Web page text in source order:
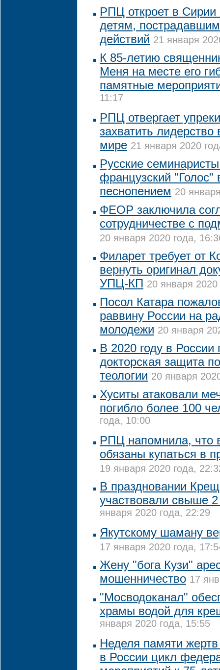
РПЦ откроет в
детям,
действий 21 января
К 85-летию
Меня на месте его
памятные
11:17
РПЦ отвергает
захватить
мире 21 января 2020
Русские
французский "Голос"
песнопением 20
ФЕОР заключила
сотрудничестве с
20 января 2020 года,
Филарет требует от
вернуть оригинал
УПЦ-КП 20 января
Посол Катара
раввину России на
молодежи 20 января
В 2020 году в России
докторская защита
теологии 20 января
Хуситы атаковали
погибло более 100
года, 10:00
РПЦ напомнила, что
обязаны купаться в
19 января 2020 года,
В праздновании
участвовали свыше
января 2020 года, 22:29
Якутскому шаману
17 января 2020 года,
Жену "бога Кузи"
мошенничество 17
"Мосводоканал"
храмы водой для
января 2020 года, 15:55
Неделя памяти жертв
в России цикл